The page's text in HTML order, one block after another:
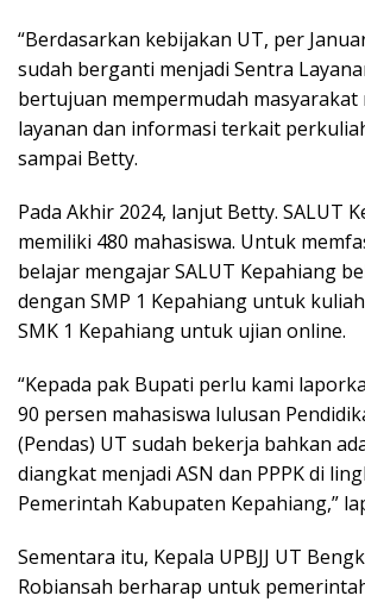
“Berdasarkan kebijakan UT, per
sudah berganti menjadi Sentra
bertujuan mempermudah masyarakat
layanan dan informasi terkait
sampai Betty.
Pada Akhir 2024, lanjut Betty. SALUT
memiliki 480 mahasiswa. Untuk
belajar mengajar SALUT Kepahiang
dengan SMP 1 Kepahiang untuk
SMK 1 Kepahiang untuk ujian online.
“Kepada pak Bupati perlu kami
90 persen mahasiswa lulusan
(Pendas) UT sudah bekerja bahkan
diangkat menjadi ASN dan PPPK di
Pemerintah Kabupaten Kepahiang,”
Sementara itu, Kepala UPBJJ UT
Robiansah berharap untuk